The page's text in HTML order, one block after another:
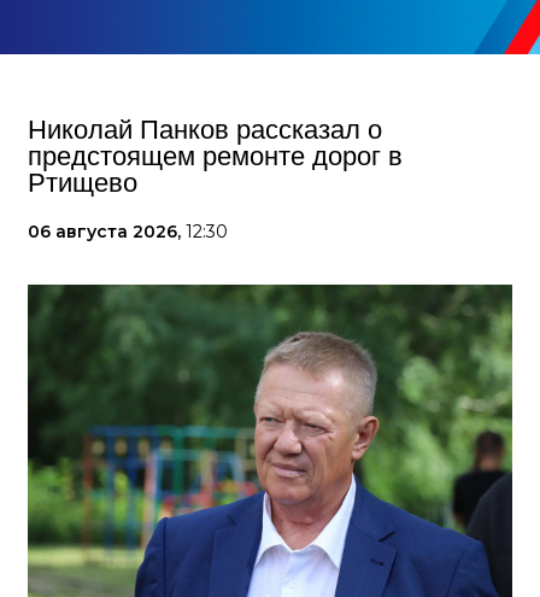
Николай Панков рассказал о
предстоящем ремонте дорог в
Ртищево
06 августа 2026, 12:30